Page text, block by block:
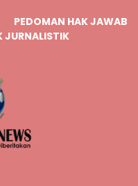
PEDOMAN HAK JAWAB
JURNALISTIK